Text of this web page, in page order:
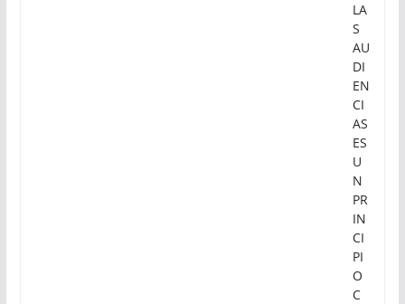
LA
S
AU
DI
EN
CI
AS
ES
U
N
PR
IN
CI
PI
O
C